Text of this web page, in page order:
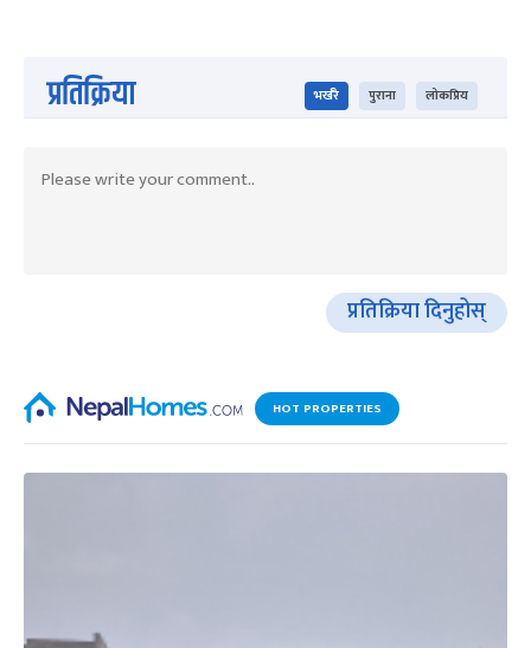
प्रतिक्रिया भर्खरै पुराना लोकप्रिय
प्रतिक्रिया दिनुहोस्
HOT PROPERTIES